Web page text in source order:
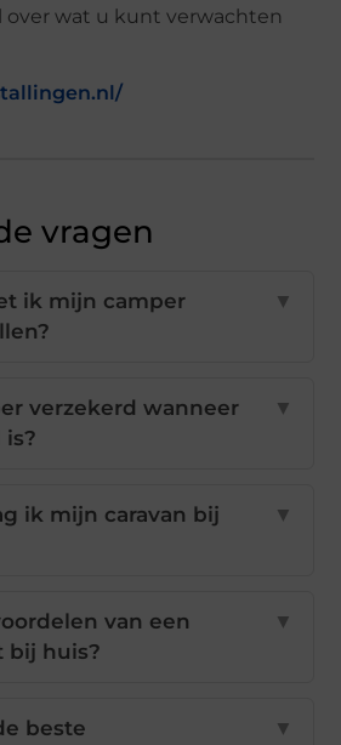
over wat u kunt verwachten
vragen
ik mijn camper
▼
verzekerd wanneer
is?
▼
ik mijn caravan bij
▼
van een
bij huis?
▼
beste
▼